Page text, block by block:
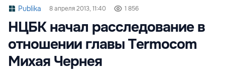
Publika 8 апреля 2013, 11:40 1 856
НЦБК начал расследование в
отношении главы Termocom
Михая Чернея